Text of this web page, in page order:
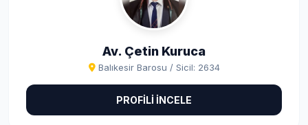
Av. Çetin Kuruca
Balıkesir Barosu / Sicil: 2634
PROFİLİ İNCELE